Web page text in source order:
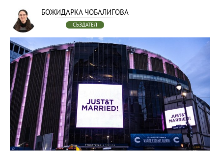
БОЖИДАРКА ЧОБАЛИГОВА
СЪЗДАТЕЛ